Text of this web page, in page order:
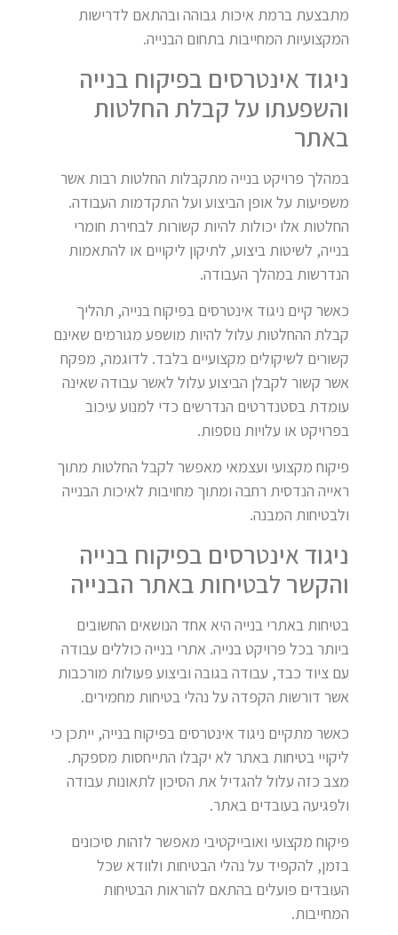
מתבצעת ברמת איכות גבוהה ובהתאם לדרישות
המקצועיות המחייבות בתחום הבנייה.
ניגוד אינטרסים בפיקוח בנייה
והשפעתו על קבלת החלטות
באתר
במהלך פרויקט בנייה מתקבלות החלטות רבות אשר
משפיעות על אופן הביצוע ועל התקדמות העבודה.
החלטות אלו יכולות להיות קשורות לבחירת חומרי
בנייה, לשיטות ביצוע, לתיקון ליקויים או להתאמות
הנדרשות במהלך העבודה.
כאשר קיים ניגוד אינטרסים בפיקוח בנייה, תהליך
קבלת ההחלטות עלול להיות מושפע מגורמים שאינם
קשורים לשיקולים מקצועיים בלבד. לדוגמה, מפקח
אשר קשור לקבלן הביצוע עלול לאשר עבודה שאינה
עומדת בסטנדרטים הנדרשים כדי למנוע עיכוב
בפרויקט או עלויות נוספות.
פיקוח מקצועי ועצמאי מאפשר לקבל החלטות מתוך
ראייה הנדסית רחבה ומתוך מחויבות לאיכות הבנייה
ולבטיחות המבנה.
ניגוד אינטרסים בפיקוח בנייה
והקשר לבטיחות באתר הבנייה
בטיחות באתרי בנייה היא אחד הנושאים החשובים
ביותר בכל פרויקט בנייה. אתרי בנייה כוללים עבודה
עם ציוד כבד, עבודה בגובה וביצוע פעולות מורכבות
אשר דורשות הקפדה על נהלי בטיחות מחמירים.
כאשר מתקיים ניגוד אינטרסים בפיקוח בנייה, ייתכן כי
ליקויי בטיחות באתר לא יקבלו התייחסות מספקת.
מצב כזה עלול להגדיל את הסיכון לתאונות עבודה
ולפגיעה בעובדים באתר.
פיקוח מקצועי ואובייקטיבי מאפשר לזהות סיכונים
בזמן, להקפיד על נהלי הבטיחות ולוודא שכל
העובדים פועלים בהתאם להוראות הבטיחות
המחייבות.